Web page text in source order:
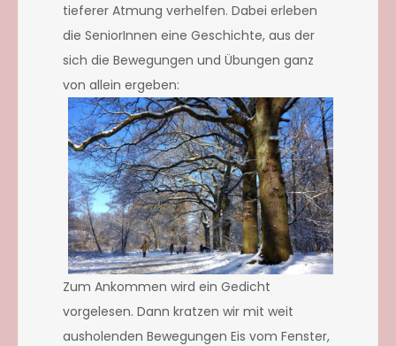
tieferer Atmung verhelfen. Dabei erleben
die SeniorInnen eine Geschichte, aus der
sich die Bewegungen und Übungen ganz
von allein ergeben:
Zum Ankommen wird ein Gedicht
vorgelesen. Dann kratzen wir mit weit
ausholenden Bewegungen Eis vom Fenster,